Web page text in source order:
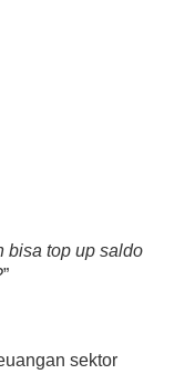
bisa top up saldo
”
sektor